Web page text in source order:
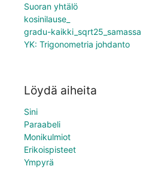
Suoran yhtälö
kosinilause_
gradu-kaikki_sqrt25_samassa
YK: Trigonometria johdanto
Löydä aiheita
Sini
Paraabeli
Monikulmiot
Erikoispisteet
Ympyrä